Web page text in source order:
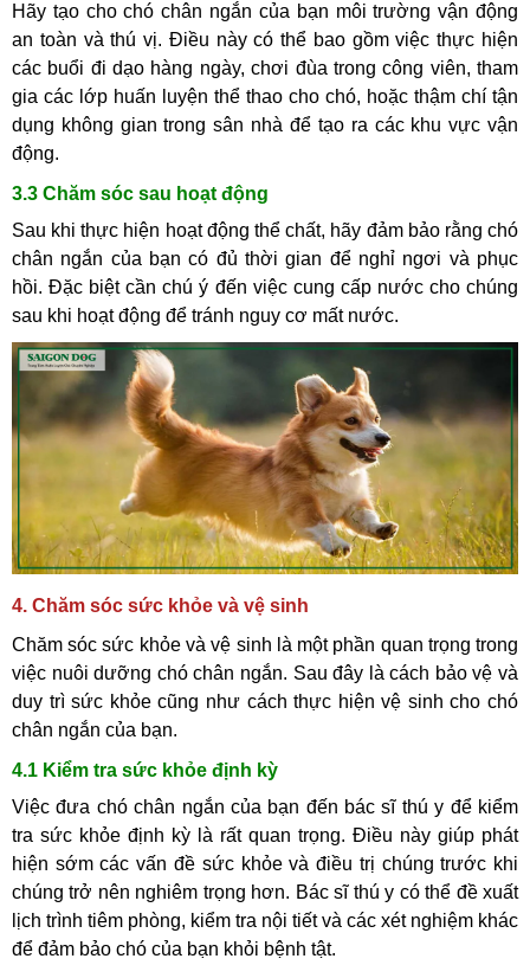
Hãy tạo cho chó chân ngắn của bạn môi trường vận động
an toàn và thú vị. Điều này có thể bao gồm việc thực hiện
các buổi đi dạo hàng ngày, chơi đùa trong công viên, tham
gia các lớp huấn luyện thể thao cho chó, hoặc thậm chí tận
dụng không gian trong sân nhà để tạo ra các khu vực vận
động.
3.3 Chăm sóc sau hoạt động
Sau khi thực hiện hoạt động thể chất, hãy đảm bảo rằng chó
chân ngắn của bạn có đủ thời gian để nghỉ ngơi và phục
hồi. Đặc biệt cần chú ý đến việc cung cấp nước cho chúng
sau khi hoạt động để tránh nguy cơ mất nước.
4. Chăm sóc sức khỏe và vệ sinh
Chăm sóc sức khỏe và vệ sinh là một phần quan trọng trong
việc nuôi dưỡng chó chân ngắn. Sau đây là cách bảo vệ và
duy trì sức khỏe cũng như cách thực hiện vệ sinh cho chó
chân ngắn của bạn.
4.1 Kiểm tra sức khỏe định kỳ
Việc đưa chó chân ngắn của bạn đến bác sĩ thú y để kiểm
tra sức khỏe định kỳ là rất quan trọng. Điều này giúp phát
hiện sớm các vấn đề sức khỏe và điều trị chúng trước khi
chúng trở nên nghiêm trọng hơn. Bác sĩ thú y có thể đề xuất
lịch trình tiêm phòng, kiểm tra nội tiết và các xét nghiệm khác
để đảm bảo chó của bạn khỏi bệnh tật.